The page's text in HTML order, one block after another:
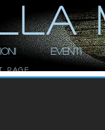
EVENTI
Page